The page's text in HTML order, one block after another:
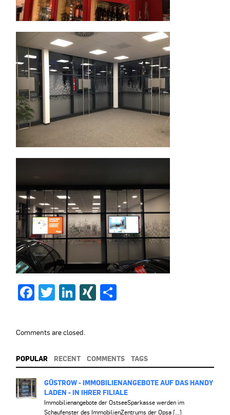
Facebook
Twitter
LinkedIn
XING
Comments are closed.
POPULAR RECENT COMMENTS TAGS
GÜSTROW - IMMOBILIENANGEBOTE AUF DAS HANDY
LADEN - IN IHRER FILIALE
Immobilienangebote der OstseeSparkasse werden im
Schaufenster des ImmobilienZentrums der Opsa [...]